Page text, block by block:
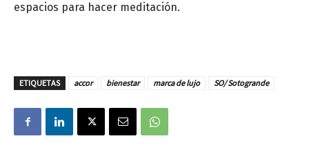
espacios para hacer meditación.
ETIQUETAS accor bienestar marca de lujo SO/ Sotogrande